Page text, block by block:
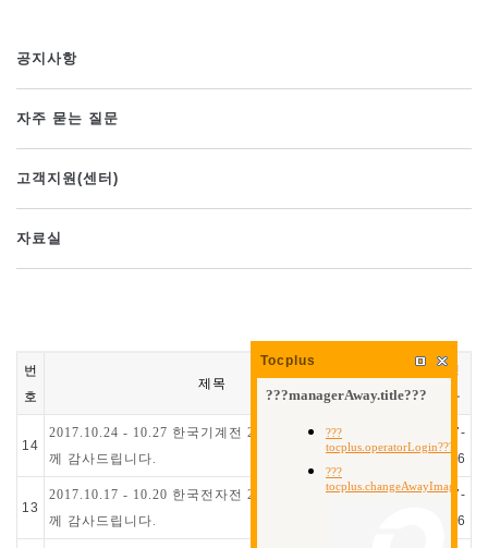
공지사항
자주 묻는 질문
고객지원(센터)
자료실
번
호
제목
자
작성
일자
14
2017.10.24 - 10.27 한국기계전 2017 참관객 여러분
께 감사드립니다.
2017-
11-06
13
2017.10.17 - 10.20 한국전자전 2017 참관객 여러분
께 감사드립니다.
2017-
11-06
Tocplus